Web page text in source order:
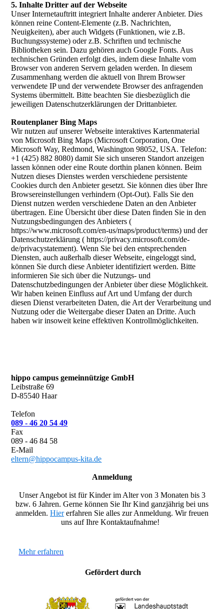
5. Inhalte Dritter auf der Webseite
Unser Internetauftritt integriert Inhalte anderer Anbieter. Dies
können reine Content-Elemente (z.B. Nachrichten,
Neuigkeiten), aber auch Widgets (Funktionen, wie z.B.
Buchungssysteme) oder z.B. Schriften und technische
Bibliotheken sein. Dazu gehören auch Google Fonts. Aus
technischen Gründen erfolgt dies, indem diese Inhalte vom
Browser von anderen Servern geladen werden. In diesem
Zusammenhang werden die aktuell von Ihrem Browser
verwendete IP und der verwendete Browser des anfragenden
Systems übermittelt. Bitte beachten Sie diesbezüglich die
jeweiligen Datenschutzerklärungen der Drittanbieter.
Routenplaner Bing Maps
Wir nutzen auf unserer Webseite interaktives Kartenmaterial
von Microsoft Bing Maps (Microsoft Corporation, One
Microsoft Way, Redmond, Washington 98052, USA. Telefon:
+1 (425) 882 8080) damit Sie sich unseren Standort anzeigen
lassen können oder eine Route dorthin planen können. Beim
Nutzen dieses Dienstes werden verschiedene persistente
Cookies durch den Anbieter gesetzt. Sie können dies über Ihre
Browsereinstellungen verhindern (Opt-Out). Falls Sie den
Dienst nutzen werden verschiedene Daten an den Anbieter
übertragen. Eine Übersicht über diese Daten finden Sie in den
Nutzungsbedingungen des Anbieters (
https://www.microsoft.com/en-us/maps/product/terms) und der
Datenschutzerklärung ( https://privacy.microsoft.com/de-
de/privacystatement). Wenn Sie bei den entsprechenden
Diensten, auch außerhalb dieser Webseite, eingeloggt sind,
können Sie durch diese Anbieter identifiziert werden. Bitte
informieren Sie sich über die Nutzungs- und
Datenschutzbedingungen der Anbieter über diese Möglichkeit.
Wir haben keinen Einfluss auf Art und Umfang der durch
diesen Dienst verarbeiteten Daten, die Art der Verarbeitung und
Nutzung oder die Weitergabe dieser Daten an Dritte. Auch
haben wir insoweit keine effektiven Kontrollmöglichkeiten.
hippo campus gemeinnützige GmbH
Leibstraße 69
D-85540 Haar
Telefon
089 - 46 20 54 49
Fax
089 - 46 84 58
E-Mail
eltern@hippocampus-kita.de
Anmeldung
Unser Angebot ist für Kinder im Alter von 3 Monaten bis 3
bzw. 6 Jahren. Gerne können Sie Ihr Kind ganzjährig bei uns
anmelden. Hiererfahren Sie alles zur Anmeldung. Wir freuen
uns auf Ihre Kontaktaufnahme!
Mehr erfahren
Gefördert durch